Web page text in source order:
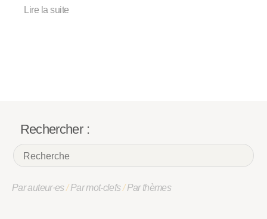
Lire la suite
Rechercher :
Par auteur·es/Par mot-clefs/Par thèmes